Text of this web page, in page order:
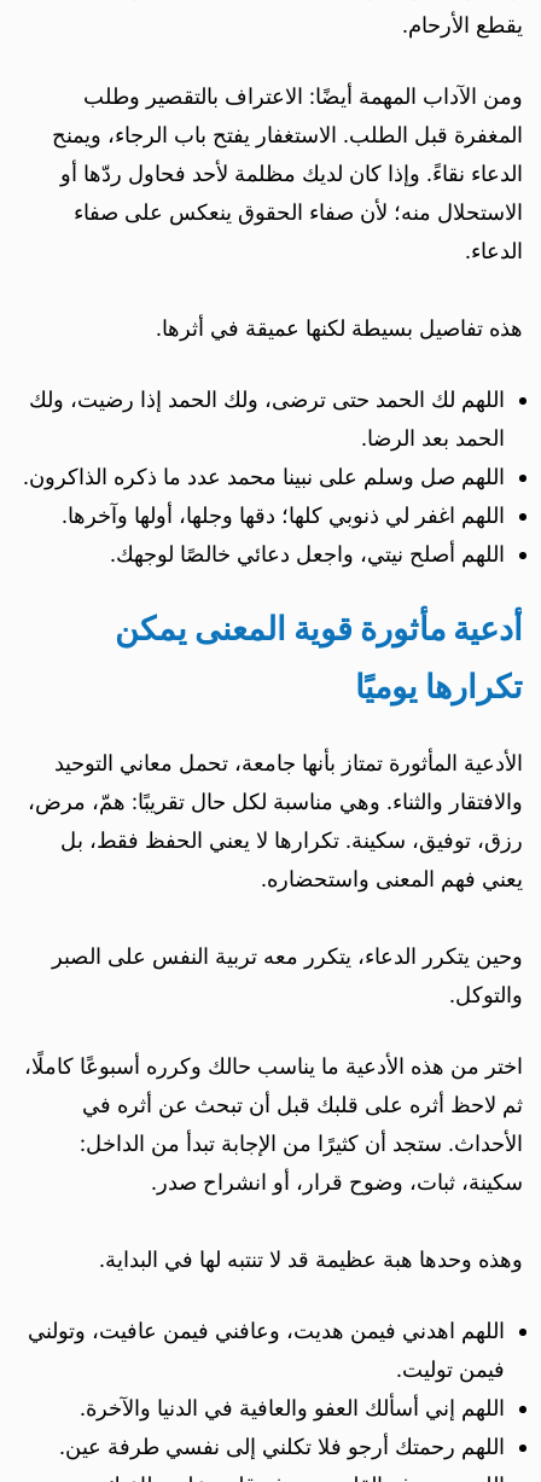
يقطع الأرحام.
ومن الآداب المهمة أيضًا: الاعتراف بالتقصير وطلب
المغفرة قبل الطلب. الاستغفار يفتح باب الرجاء، ويمنح
الدعاء نقاءً. وإذا كان لديك مظلمة لأحد فحاول ردّها أو
الاستحلال منه؛ لأن صفاء الحقوق ينعكس على صفاء
الدعاء.
هذه تفاصيل بسيطة لكنها عميقة في أثرها.
اللهم لك الحمد حتى ترضى، ولك الحمد إذا رضيت، ولك
الحمد بعد الرضا.
اللهم صل وسلم على نبينا محمد عدد ما ذكره الذاكرون.
اللهم اغفر لي ذنوبي كلها؛ دقها وجلها، أولها وآخرها.
اللهم أصلح نيتي، واجعل دعائي خالصًا لوجهك.
أدعية مأثورة قوية المعنى يمكن
تكرارها يوميًا
الأدعية المأثورة تمتاز بأنها جامعة، تحمل معاني التوحيد
والافتقار والثناء. وهي مناسبة لكل حال تقريبًا: همّ، مرض،
رزق، توفيق، سكينة. تكرارها لا يعني الحفظ فقط، بل
يعني فهم المعنى واستحضاره.
وحين يتكرر الدعاء، يتكرر معه تربية النفس على الصبر
والتوكل.
اختر من هذه الأدعية ما يناسب حالك وكرره أسبوعًا كاملًا،
ثم لاحظ أثره على قلبك قبل أن تبحث عن أثره في
الأحداث. ستجد أن كثيرًا من الإجابة تبدأ من الداخل:
سكينة، ثبات، وضوح قرار، أو انشراح صدر.
وهذه وحدها هبة عظيمة قد لا تنتبه لها في البداية.
اللهم اهدني فيمن هديت، وعافني فيمن عافيت، وتولني
فيمن توليت.
اللهم إني أسألك العفو والعافية في الدنيا والآخرة.
اللهم رحمتك أرجو فلا تكلني إلى نفسي طرفة عين.